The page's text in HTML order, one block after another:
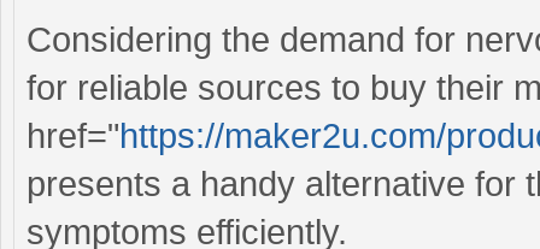
Considering the demand for
for reliable sources to buy their
href="https://maker2u.com/
presents a handy alternative for
symptoms efficiently.